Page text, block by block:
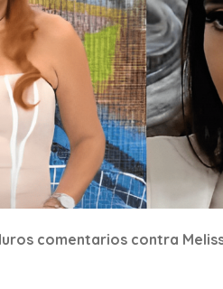
comentarios contra